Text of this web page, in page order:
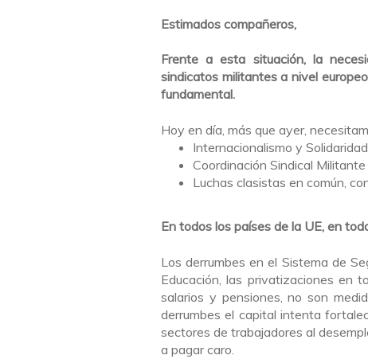
Estimados compañeros,
Frente a esta situación, la
sindicatos militantes a nivel
fundamental.
Hoy en día, más que ayer,
Internacionalismo y
Coordinación Sindical Militante
Luchas clasistas en común,
En todos los países de la UE, en
Los derrumbes en el Sistema de
Educación, las privatizaciones en
salarios y pensiones, no son
derrumbes el capital intenta
sectores de trabajadores al
a pagar caro.